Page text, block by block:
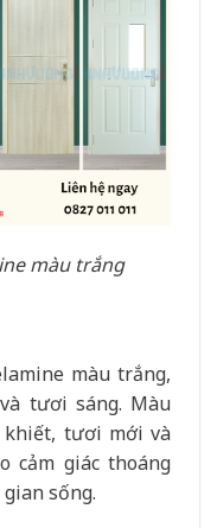
màu trắng
màu trắng,
tươi sáng. Màu
khiết, tươi mới và
cảm giác thoáng
sống.